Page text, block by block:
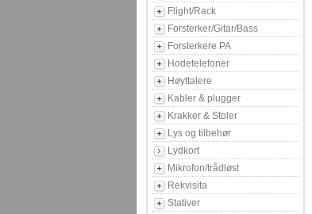
Flight/Rack
Forsterker/Gitar/Bass
Forsterkere PA
Hodetelefoner
Høyttalere
Kabler & plugger
Krakker & Stoler
Lys og tilbehør
Lydkort
Mikrofon/trådløst
Rekvisita
Stativer